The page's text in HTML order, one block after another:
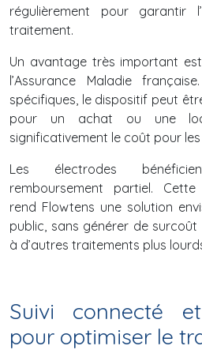
régulièrement pour garantir
traitement.
Un avantage très important
l’Assurance Maladie
spécifiques, le dispositif peut
pour un achat ou une
significativement le coût pour
Les électrodes
remboursement partiel.
rend Flowtens une solution
public, sans générer de
à d’autres traitements plus
Suivi connecté
pour optimiser le